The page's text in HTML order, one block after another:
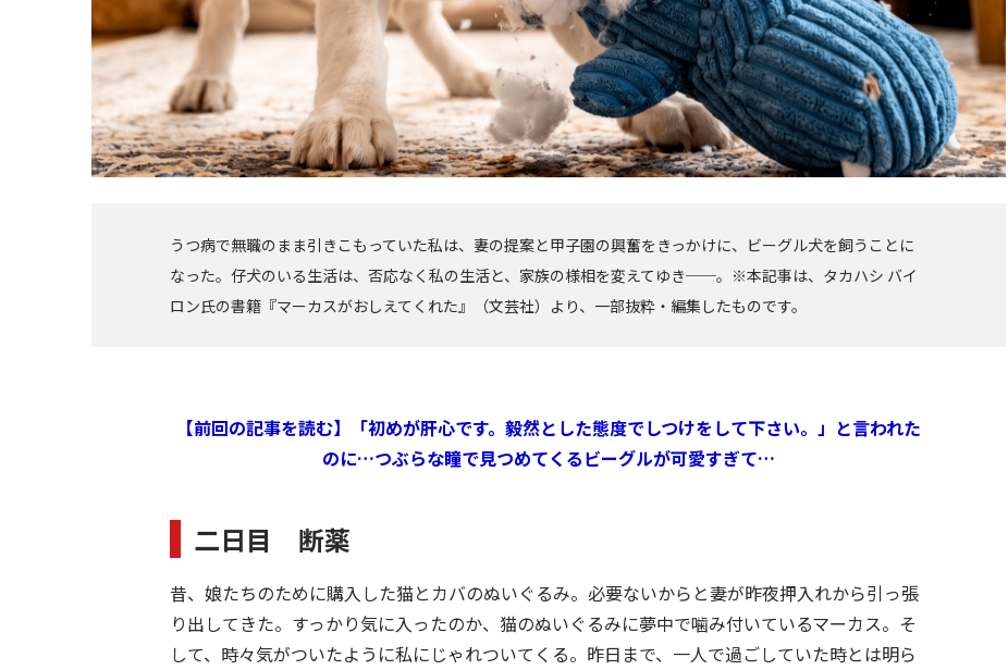
うつ病で無職のまま引きこもっていた私は、妻の提案と甲子園の興奮をきっかけに、ビーグル犬を飼うことに
なった。仔犬のいる生活は、否応なく私の生活と、家族の様相を変えてゆき──。※本記事は、タカハシ バイ
ロン氏の書籍『マーカスがおしえてくれた』（文芸社）より、一部抜粋・編集したものです。
【前回の記事を読む】「初めが肝心です。毅然とした態度でしつけをして下さい。」と言われた
のに…つぶらな瞳で見つめてくるビーグルが可愛すぎて…
二日目 断薬
昔、娘たちのために購入した猫とカバのぬいぐるみ。必要ないからと妻が昨夜押入れから引っ張
り出してきた。すっかり気に入ったのか、猫のぬいぐるみに夢中で噛み付いているマーカス。そ
して、時々気がついたように私にじゃれついてくる。昨日まで、一人で過ごしていた時とは明ら